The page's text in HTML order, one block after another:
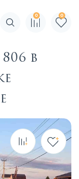
Поиск по сайту
0 0
в